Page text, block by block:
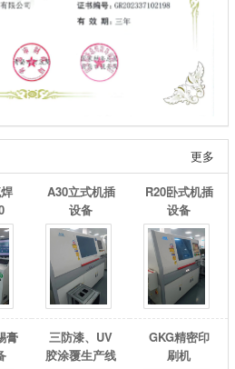
更多
A30立式机插
设备
R20卧式机插
设备
膏
三防漆、UV
胶涂覆生产线
GKG精密印
刷机